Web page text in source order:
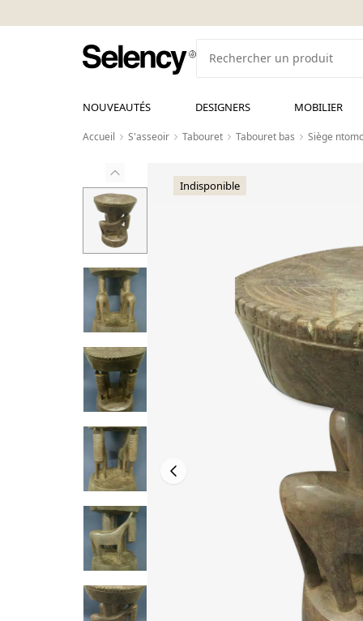
NOUVEAUTÉS DESIGNERS MOBILIER
Accueil S'asseoir Tabouret Tabouret bas Siège
Indisponible